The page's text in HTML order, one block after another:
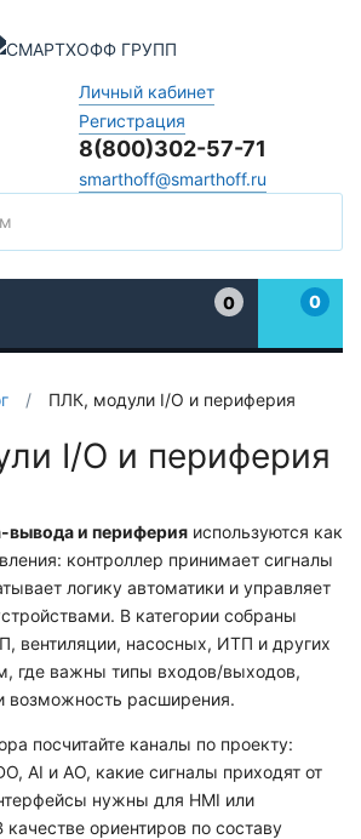
Личный кабинет
Регистрация
8(800)302-57-71
smarthoff@smarthoff.ru
0
0
/ ПЛК, модули I/O и периферия
I/O и периферия
вывода и периферия используются как
контроллер принимает сигналы
логику автоматики и управляет
В категории собраны
вентиляции, насосных, ИТП и других
где важны типы входов/выходов,
возможность расширения.
посчитайте каналы по проекту:
AI и AO, какие сигналы приходят от
нужны для HMI или
ориентиров по составу